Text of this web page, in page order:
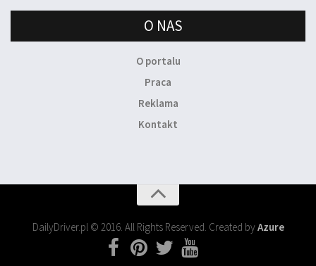
O NAS
O portalu
Praca
Reklama
Kontakt
DailyDriver.pl © 2016. All Rights Reserved. Created byAzure